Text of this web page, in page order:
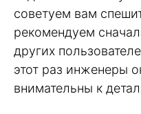
советуем вам
рекомендуем
других
этот раз инженеры
внимательны к